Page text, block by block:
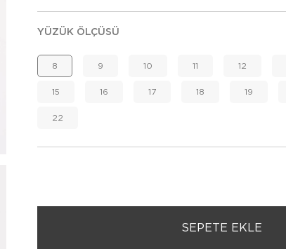
YÜZÜK ÖLÇÜSÜ
8 9 10 11 12
15 16 17 18 19
22